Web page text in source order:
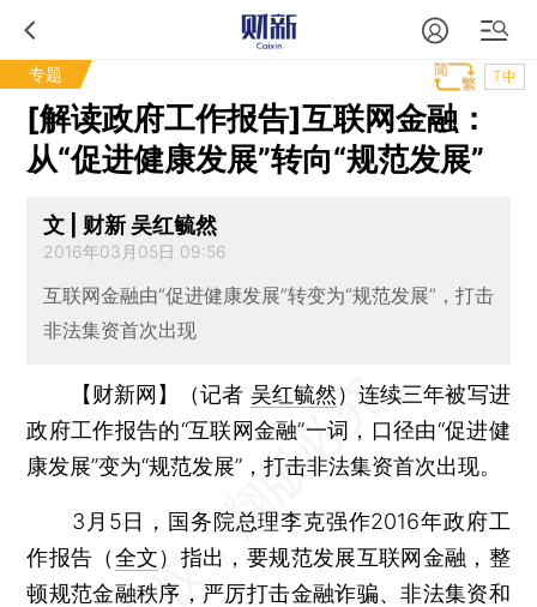
专题 T中
[解读政府工作报告]互联网金融：
从“促进健康发展”转向“规范发展”
文 | 财新 吴红毓然
2016年03月05日 09:56
互联网金融由“促进健康发展”转变为“规范发展”，打击
非法集资首次出现
【财新网】（记者 吴红毓然）连续三年被写进
政府工作报告的“互联网金融”一词，口径由“促进健
康发展”变为“规范发展”，打击非法集资首次出现。
3月5日，国务院总理李克强作2016年政府工
作报告（全文）指出，要规范发展互联网金融，整
顿规范金融秩序，严厉打击金融诈骗、非法集资和